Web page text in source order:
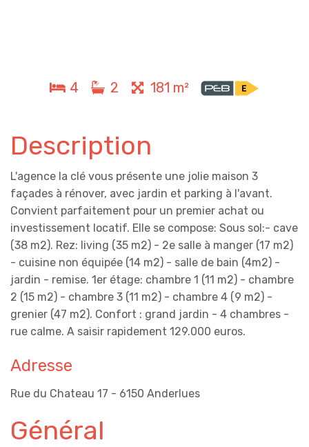
4 2 181 m²
Description
L'agence la clé vous présente une jolie maison 3
façades à rénover, avec jardin et parking à l'avant.
Convient parfaitement pour un premier achat ou
investissement locatif. Elle se compose: Sous sol:- cave
(38 m2). Rez: living (35 m2) - 2e salle à manger (17 m2)
- cuisine non équipée (14 m2) - salle de bain (4m2) -
jardin - remise. 1er étage: chambre 1 (11 m2) - chambre
2 (15 m2) - chambre 3 (11 m2) - chambre 4 (9 m2) -
grenier (47 m2). Confort : grand jardin - 4 chambres -
rue calme. A saisir rapidement 129.000 euros.
Adresse
Rue du Chateau 17 - 6150 Anderlues
Général